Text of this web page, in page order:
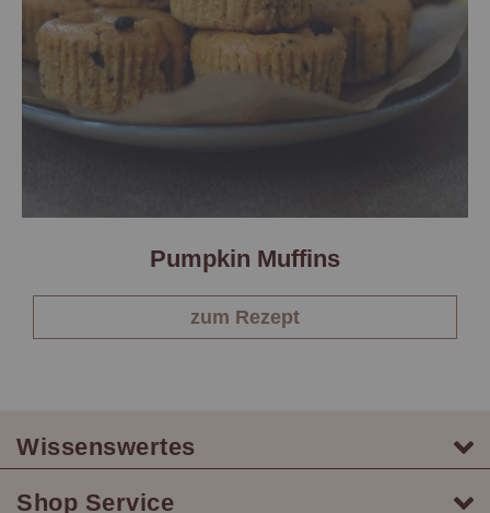
Pumpkin Muffins
zum Rezept
Wissenswertes
Shop Service